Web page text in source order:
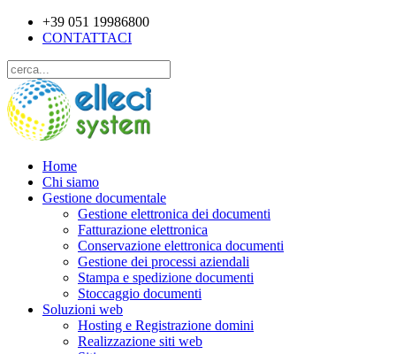
+39 051 19986800
CONTATTACI
Home
Chi siamo
Gestione documentale
Gestione elettronica dei documenti
Fatturazione elettronica
Conservazione elettronica documenti
Gestione dei processi aziendali
Stampa e spedizione documenti
Stoccaggio documenti
Soluzioni web
Hosting e Registrazione domini
Realizzazione siti web